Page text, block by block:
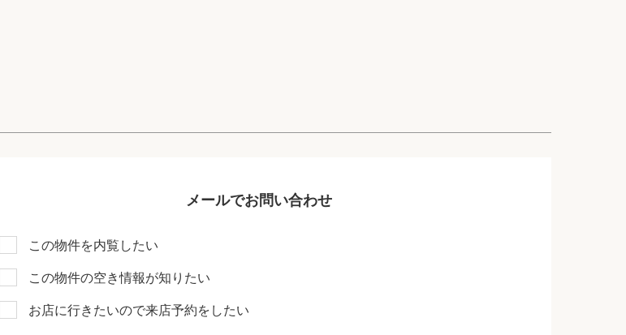
メールでお問い合わせ
この物件を内覧したい
この物件の空き情報が知りたい
お店に行きたいので来店予約をしたい